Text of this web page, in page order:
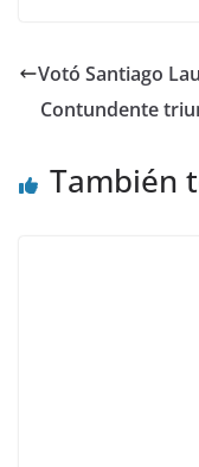
Votó Santiago
Contundente
También